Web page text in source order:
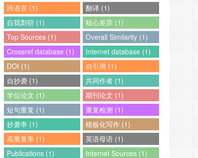
跨语言 (1)
翻译 (1)
自我剽窃 (1)
核心差异 (1)
Top Sources (1)
Overall Similarity (1)
Crossref database (1)
Internet database (1)
DOI (1)
自引用 (1)
自抄袭 (1)
共同作者 (1)
学位论文 (1)
期刊论文 (1)
短句重复 (1)
重复检测 (1)
抄袭率 (1)
模板化写作 (1)
高重复率 (1)
英语母语 (1)
Publications (1)
Internet Sources (1)